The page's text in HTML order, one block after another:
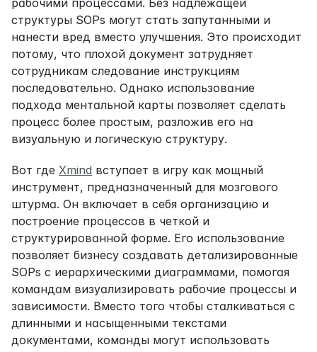
структуры SOPs могут стать запутанными и
нанести вред вместо улучшения. Это происходит
потому, что плохой документ затрудняет
сотрудникам следование инструкциям
последовательно. Однако использование
подхода ментальной карты позволяет сделать
процесс более простым, разложив его на
визуальную и логическую структуру.
Вот где Xmind вступает в игру как мощный
инструмент, предназначенный для мозгового
штурма. Он включает в себя организацию и
построение процессов в четкой и
структурированной форме. Его использование
позволяет бизнесу создавать детализированные
SOPs с иерархическими диаграммами, помогая
командам визуализировать рабочие процессы и
зависимости. Вместо того чтобы сталкиваться с
длинными и насыщенными текстами
документами, команды могут использовать